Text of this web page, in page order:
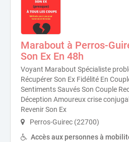
Marabout à Perros-
Son Ex En 48h
Voyant Marabout Spécialiste
Récupérer Son Ex Fidélité En
Sentiments Sauvés Son Couple
Déception Amoureux crise
Revenir Son Ex
Perros-Guirec (22700)
Accès aux personnes à